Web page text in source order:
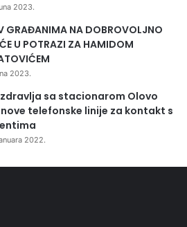
2023.
GRAĐANIMA NA DOBROVOLJNO
U POTRAZI ZA HAMIDOM
2023.
sa stacionarom Olovo
telefonske linije za kontakt s
2022.